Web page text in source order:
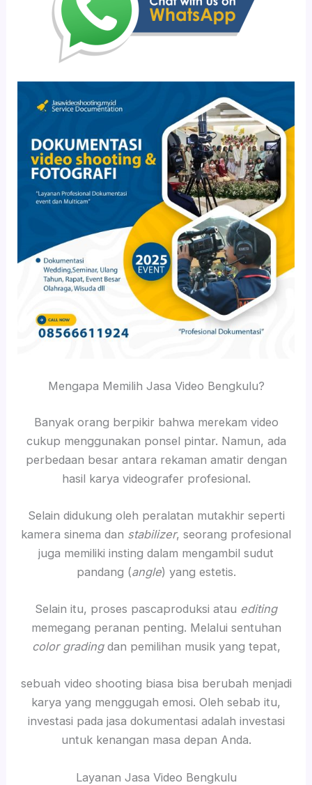
Mengapa Memilih Jasa Video Bengkulu?
Banyak orang berpikir bahwa merekam video
cukup menggunakan ponsel pintar. Namun, ada
perbedaan besar antara rekaman amatir dengan
hasil karya videografer profesional.
Selain didukung oleh peralatan mutakhir seperti
kamera sinema dan stabilizer, seorang profesional
juga memiliki insting dalam mengambil sudut
pandang (angle) yang estetis.
Selain itu, proses pascaproduksi atau editing
memegang peranan penting. Melalui sentuhan
color gradingdan pemilihan musik yang tepat,
sebuah video shooting biasa bisa berubah menjadi
karya yang menggugah emosi. Oleh sebab itu,
investasi pada jasa dokumentasi adalah investasi
untuk kenangan masa depan Anda.
Layanan Jasa Video Bengkulu